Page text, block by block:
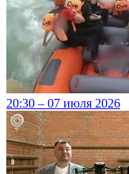
20:30 – 07 июля 2026